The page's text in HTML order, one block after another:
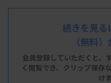
LIVE配信
主 催
福岡県臨床衛生検査技
続きを見る
（無料
会員登録していただくと、
く閲覧でき、 クリップ保存
け